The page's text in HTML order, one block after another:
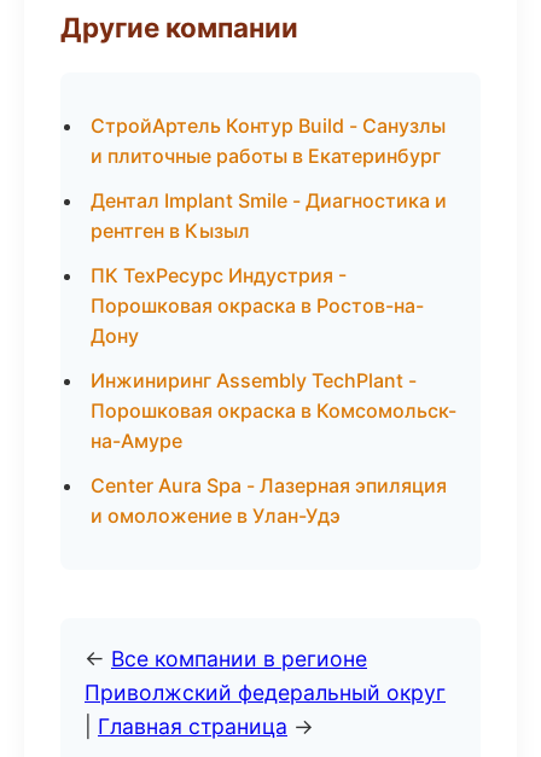
Другие компании
СтройАртель Контур Build - Санузлы
и плиточные работы в Екатеринбург
Дентал Implant Smile - Диагностика и
рентген в Кызыл
ПК ТехРесурс Индустрия -
Порошковая окраска в Ростов-на-
Дону
Инжиниринг Assembly TechPlant -
Порошковая окраска в Комсомольск-
на-Амуре
Center Aura Spa - Лазерная эпиляция
и омоложение в Улан-Удэ
← Все компании в регионе
Приволжский федеральный округ
Главная страница →